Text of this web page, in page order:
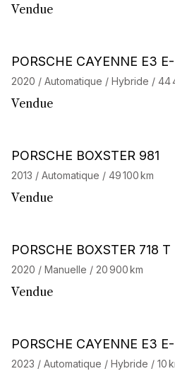
Vendue
Stock CarJager
PORSCHE CAYENNE E3
2020 / Automatique / Hybride / 44
Vendue
Stock CarJager
PORSCHE BOXSTER 981
2013 / Automatique / 49 100 km
Vendue
Stock CarJager
PORSCHE BOXSTER 718 T
2020 / Manuelle / 20 900 km
Vendue
Barnes Exclusive Stock
PORSCHE CAYENNE E3
2023 / Automatique / Hybride / 10